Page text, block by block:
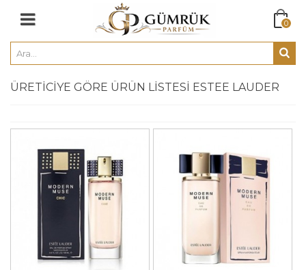
0
ÜRETICIYE GÖRE ÜRÜN LISTESI ESTEE LAUDER